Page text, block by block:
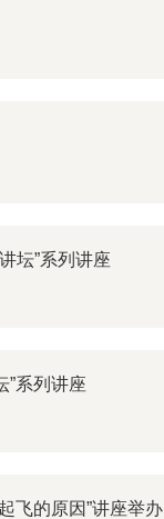
坛”系列讲座
”系列讲座
飞的原因”讲座举办